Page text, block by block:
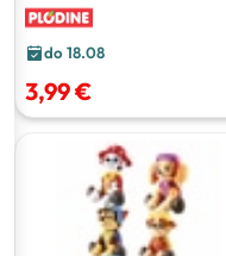
do 18.08
3,99 €